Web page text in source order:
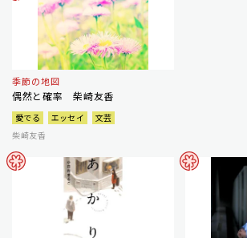
季節の地図
偶然と確率 柴崎友香
愛でる エッセイ
文芸
柴崎友香